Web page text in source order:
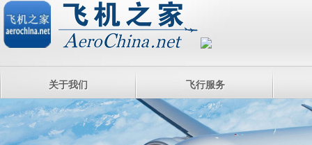
关于我们 飞行服务